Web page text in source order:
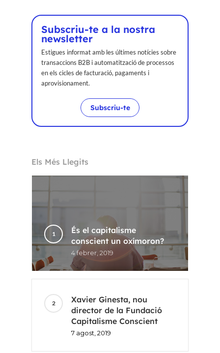
Subscriu-te a la nostra
newsletter
Estigues informat amb les últimes notícies sobre
transaccions B2B i automatització de processos
en els cicles de facturació, pagaments i
aprovisionament.
Subscriu-te
Els Més Llegits
És el capitalisme
conscient un oxímoron?
4 febrer, 2019
Xavier Ginesta, nou
director de la Fundació
Capitalisme Conscient
7 agost, 2019